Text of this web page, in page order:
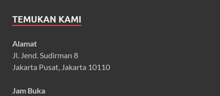
TEMUKAN KAMI
Alamat
Jl. Jend. Sudirman 8
Jakarta Pusat, Jakarta 10110
Jam Buka